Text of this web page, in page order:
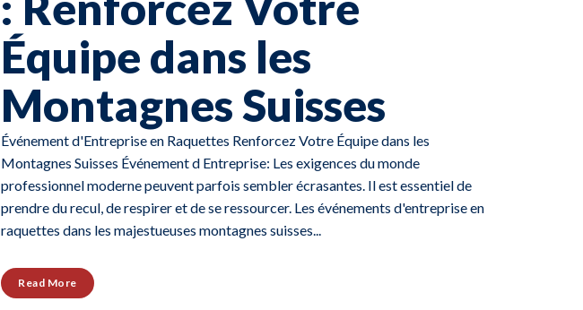
Équipe dans les
Montagnes Suisses
Événement d'Entreprise en Raquettes Renforcez Votre Équipe dans les
Montagnes Suisses Événement d Entreprise: Les exigences du monde
professionnel moderne peuvent parfois sembler écrasantes. Il est essentiel de
prendre du recul, de respirer et de se ressourcer. Les événements d'entreprise en
raquettes dans les majestueuses montagnes suisses...
Read More